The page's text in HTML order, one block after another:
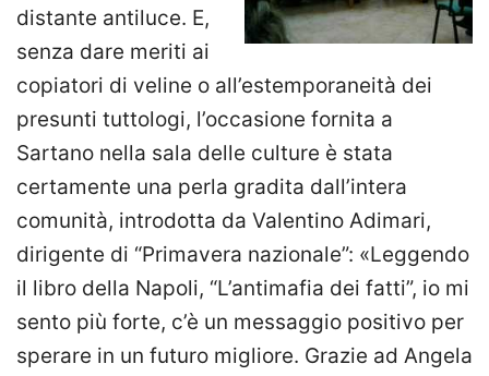
distante antiluce. E,
senza dare meriti ai
copiatori di veline o all’estemporaneità dei
presunti tuttologi, l’occasione fornita a
Sartano nella sala delle culture è stata
certamente una perla gradita dall’intera
comunità, introdotta da Valentino Adimari,
dirigente di “Primavera nazionale”: «Leggendo
il libro della Napoli, “L’antimafia dei fatti”, io mi
sento più forte, c’è un messaggio positivo per
sperare in un futuro migliore. Grazie ad Angela